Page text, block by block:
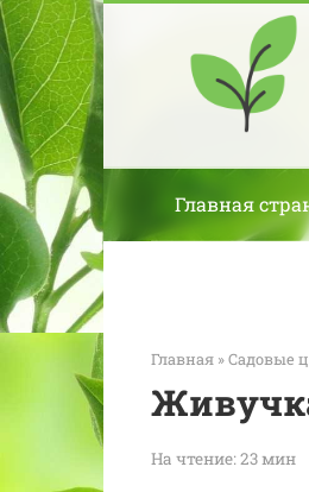
Перейти
к
контенту
Главная
Главная »Садовые
На чтение:23 мин